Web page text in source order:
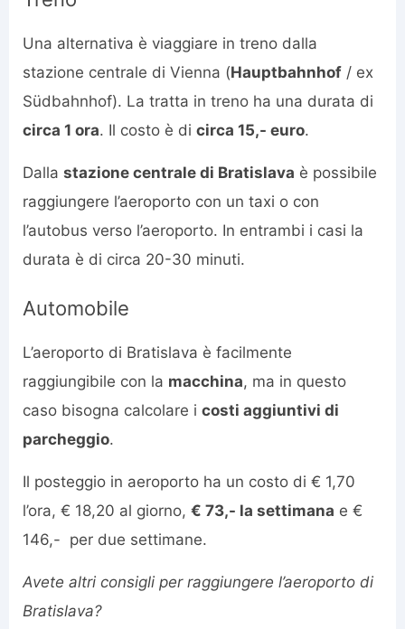
Una alternativa è viaggiare in treno dalla
stazione centrale di Vienna (Hauptbahnhof / ex
Südbahnhof). La tratta in treno ha una durata di
circa 1 ora. Il costo è di circa 15,- euro.
Dalla stazione centrale di Bratislava è possibile
raggiungere l’aeroporto con un taxi o con
l’autobus verso l’aeroporto. In entrambi i casi la
durata è di circa 20-30 minuti.
Automobile
L’aeroporto di Bratislava è facilmente
raggiungibile con la macchina, ma in questo
caso bisogna calcolare i costi aggiuntivi di
parcheggio.
Il posteggio in aeroporto ha un costo di € 1,70
l’ora, € 18,20 al giorno, € 73,- la settimana e €
146,- per due settimane.
Avete altri consigli per raggiungere l’aeroporto di
Bratislava?